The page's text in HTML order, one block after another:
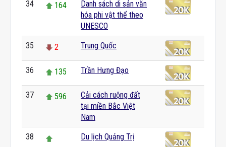
34 164
Danh sách di sản văn
hóa phi vật thể theo
UNESCO
35 2 Trung Quốc
36 135 Trần Hưng Đạo
37 596
Cải cách ruộng đất
tại miền Bắc Việt
Nam
38
Du lịch Quảng Trị